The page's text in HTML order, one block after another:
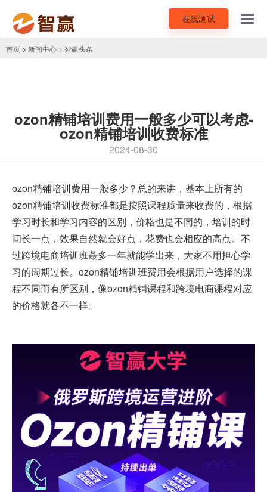
在线测试
首页 > 新闻中心 > 智赢头条
ozon精铺培训费用一般多少可以考虑-
ozon精铺培训收费标准
2024-08-30
ozon精铺培训费用一般多少？总的来讲，基本上所有的
ozon精铺培训收费标准都是按照课程质量来收费的，根据
学习时长和学习内容的区别，价格也是不同的，培训的时
间长一点，效果自然就会好点，花费也会相应的高点。不
过跨境电商培训班蕞多一年就能学出来，大家不用担心学
习的周期过长。ozon精铺培训班费用会根据用户选择的课
程不同而有所区别，像ozon精铺课程和跨境电商课程对应
的价格就各不一样。